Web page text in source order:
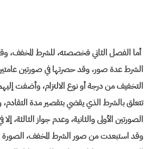
أما الفصل الثاني فخصصته، للشرط المخفف،
الشرط عدة صور، وقد حصرتها في صورتين
التخفيف من درجة أو نوع الالتزام، وأضفت
تتعلق بالشرط الذي يقضي بتقصير مدة
الصورتين الأولى والثانية، وعدم جواز الثالثة،
وقد استبعدت من صور الشرط المخفف، الصورة